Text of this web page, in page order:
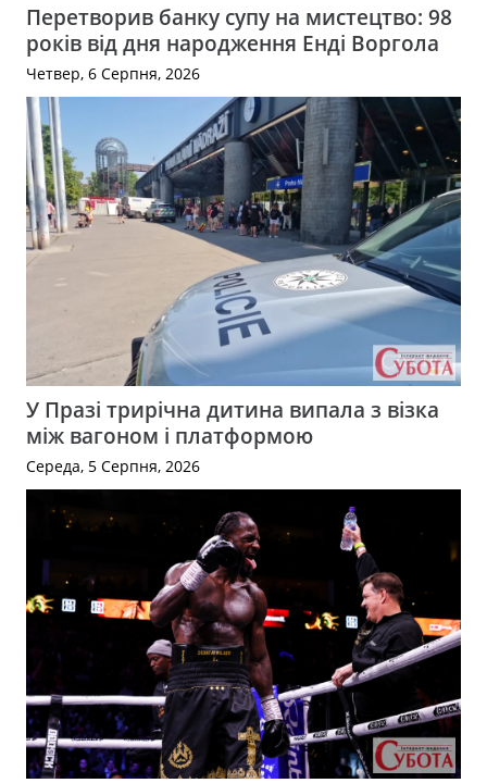
Перетворив банку супу на мистецтво: 98
років від дня народження Енді Воргола
Четвер, 6 Серпня, 2026
У Празі трирічна дитина випала з візка
між вагоном і платформою
Середа, 5 Серпня, 2026